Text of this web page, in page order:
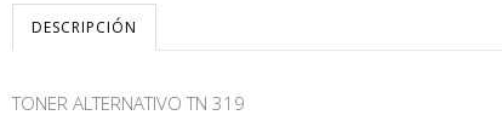
DESCRIPCIÓN
TONER ALTERNATIVO TN 319